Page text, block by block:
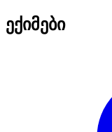
ექიმები